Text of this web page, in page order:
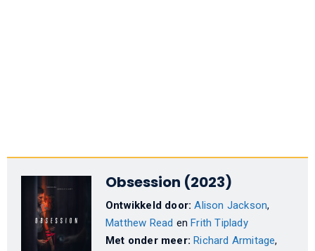
Obsession (2023)
Ontwikkeld door:Alison Jackson,
Matthew Read enFrith Tiplady
Met onder meer:Richard Armitage,